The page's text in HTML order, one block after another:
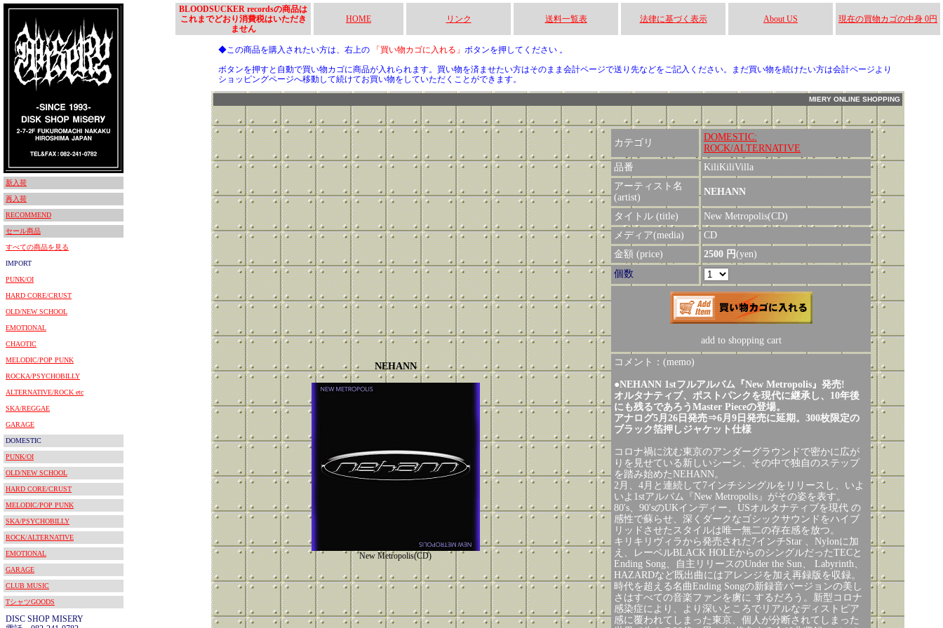
新入荷
再入荷
RECOMMEND
セール商品
すべての商品を見る
IMPORT
PUNK/OI
HARD CORE/CRUST
OLD/NEW SCHOOL
EMOTIONAL
CHAOTIC
MELODIC/POP PUNK
ROCKA/PSYCHOBILLY
ALTERNATIVE/ROCK etc
SKA/REGGAE
GARAGE
DOMESTIC
PUNK/OI
OLD/NEW SCHOOL
HARD CORE/CRUST
MELODIC/POP PUNK
SKA/PSYCHOBILLY
ROCK/ALTERNATIVE
EMOTIONAL
GARAGE
CLUB MUSIC
TシャツGOODS
DISC SHOP MISERY
BLOODSUCKER recordsの商品は
これまでどおり消費税はいただき
ません
HOME リンク 送料一覧表 法律に基づく表示 About US 現在の買物カゴの中身 0円
◆この商品を購入されたい方は、右上の 「買い物カゴに入れる」 ボタンを押してください 。
ボタンを押すと自動で買い物カゴに商品が入れられます。買い物を済ませたい方はそのまま会計ページで送り先などをご記入ください。まだ買い物を続けたい方は会計ページより
ショッピングページへ移動して続けてお買い物をしていただくことができます。
MIERY ONLINE SHOPPING
NEHANN
New Metropolis(CD)
カテゴリ
DOMESTIC:
ROCK/ALTERNATIVE
品番
KiliKiliVilla
アーティスト名
(artist)
NEHANN
タイトル (title)
New Metropolis(CD)
メディア(media)
CD
金額 (price)
2500 円(yen)
個数
add to shopping cart
コメント：(memo)
●NEHANN 1stフルアルバム『New Metropolis』発売!
オルタナティブ、ポストパンクを現代に継承し、10年後
にも残るであろうMaster Pieceの登場。
アナログ5月26日発売⇒6月9日発売に延期。300枚限定の
ブラック箔押しジャケット仕様
コロナ禍に沈む東京のアンダーグラウンドで密かに広が
りを見せている新しいシーン、その中で独自のステップ
を踏み始めたNEHANN。
2月、4月と連続して7インチシングルをリリースし、いよ
いよ1stアルバム『New Metropolis』がその姿を表す。
80's、90'sのUKインディー、USオルタナティブを現代 の
感性で蘇らせ、深くダークなゴシックサウンドをハイブ
リッドさせたスタイルは唯一無二の存在感を放つ。
キリキリヴィラから発売された7インチStar 、Nylonに加
え、レーベルBLACK HOLEからのシングルだったTECと
Ending Song、自主リリースのUnder the Sun、 Labyrinth、
HAZARDなど既出曲にはアレンジを加え再録版を収録。
時代を超える名曲Ending Songの新録音バージョンの美し
さはすべての音楽ファンを虜に するだろう。新型コロナ
感染症により、より深いところでリアルなディストピア
感に覆われてしまった東京、個人が分断されてしまった